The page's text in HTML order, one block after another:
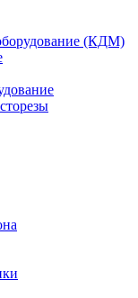
(КДМ)